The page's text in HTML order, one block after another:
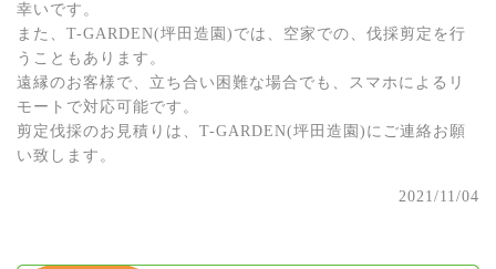
幸いです。
また、T-GARDEN(坪田造園)では、空家での、伐採剪定を行
うこともあります。
遠縁のお客様で、立ち合い困難な場合でも、スマホによるリ
モートで対応可能です。
剪定伐採のお見積りは、T-GARDEN(坪田造園)にご連絡お願
い致します。
2021/11/04